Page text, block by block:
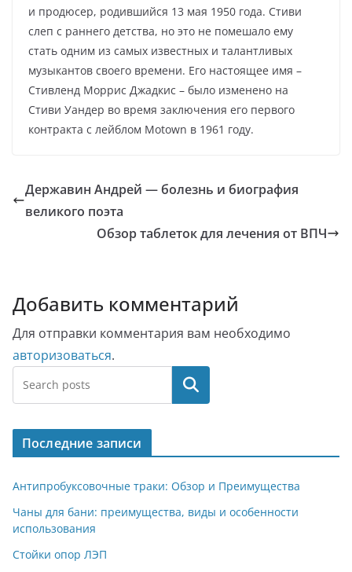
и продюсер, родившийся 13 мая 1950 года. Стиви
слеп с раннего детства, но это не помешало ему
стать одним из самых известных и талантливых
музыкантов своего времени. Его настоящее имя –
Стивленд Моррис Джадкис – было изменено на
Стиви Уандер во время заключения его первого
контракта с лейблом Motown в 1961 году.
Державин Андрей — болезнь и биография
великого поэта
Обзор таблеток для лечения от ВПЧ
Добавить комментарий
Для отправки комментария вам необходимо
авторизоваться.
Поиск
Последние записи
Антипробуксовочные траки: Обзор и Преимущества
Чаны для бани: преимущества, виды и особенности
использования
Стойки опор ЛЭП